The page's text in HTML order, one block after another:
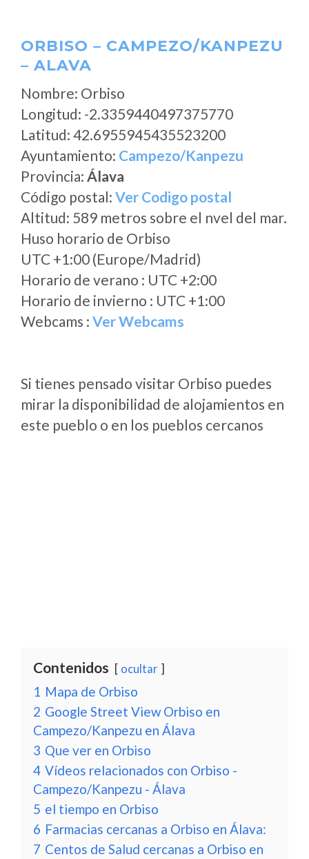
ORBISO – CAMPEZO/KANPEZU
– ALAVA
Nombre: Orbiso
Longitud: -2.3359440497375770
Latitud: 42.6955945435523200
Ayuntamiento: Campezo/Kanpezu
Provincia: Álava
Código postal: Ver Codigo postal
Altitud: 589 metros sobre el nvel del mar.
Huso horario de Orbiso
UTC +1:00 (Europe/Madrid)
Horario de verano : UTC +2:00
Horario de invierno : UTC +1:00
Webcams : Ver Webcams
Si tienes pensado visitar Orbiso puedes
mirar la disponibilidad de alojamientos en
este pueblo o en los pueblos cercanos
Contenidos ocultar
1 Mapa de Orbiso
2 Google Street View Orbiso en
Campezo/Kanpezu en Álava
3 Que ver en Orbiso
4 Vídeos relacionados con Orbiso -
Campezo/Kanpezu - Álava
5 el tiempo en Orbiso
6 Farmacias cercanas a Orbiso en Álava:
7 Centos de Salud cercanas a Orbiso en